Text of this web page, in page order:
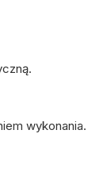
wykonania.